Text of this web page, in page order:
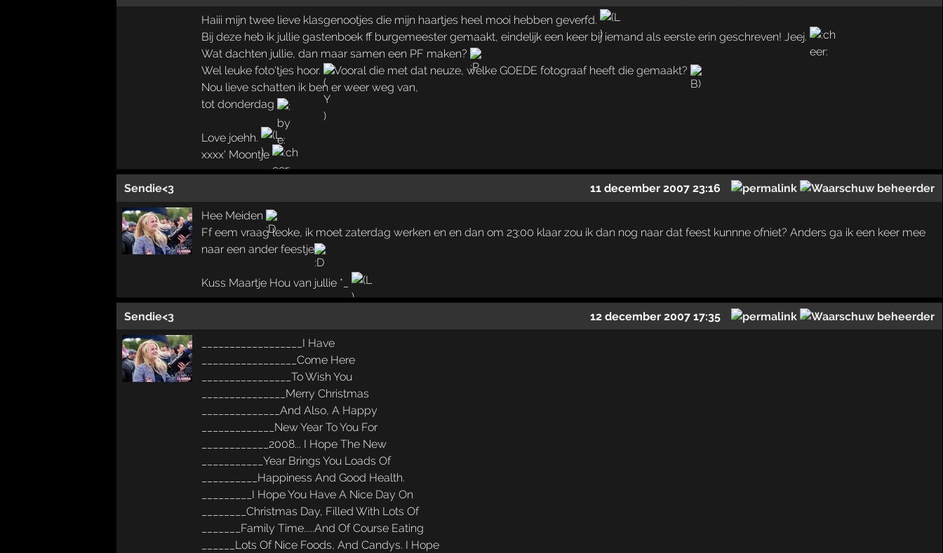
Haiii mijn twee lieve klasgenootjes die mijn haartjes heel mooi hebben geverfd.
Bij deze heb ik jullie gastenboek ff burgemeester gemaakt, eindelijk een keer bij iemand als eerste erin geschreven! Jeej.
Wat dachten jullie, dan maar samen een PF maken?
Wel leuke foto'tjes hoor.
Vooral die met dat neuze, welke GOEDE fotograaf heeft die gemaakt?
Nou lieve schatten ik ben er weer weg van,
tot donderdag
Love joehh.
xxxx' Moontje
Sendie<3 11 december 2007 23:16
Hee Meiden
Ff eem vraag leoke, ik moet zaterdag werken en en dan om 23:00 klaar zou ik dan nog naar dat feest kunnne ofniet? Anders ga ik een keer mee
naar een ander feestje
Kuss Maartje Hou van jullie *_
Sendie<3 12 december 2007 17:35
__________________I Have
_________________Come Here
________________To Wish You
_______________Merry Christmas
______________And Also, A Happy
_____________New Year To You For
____________2008... I Hope The New
___________Year Brings You Loads Of
__________Happiness And Good Health.
_________I Hope You Have A Nice Day On
________Christmas Day, Filled With Lots Of
_______Family Time.....And Of Course Eating
______Lots Of Nice Foods, And Candys. I Hope